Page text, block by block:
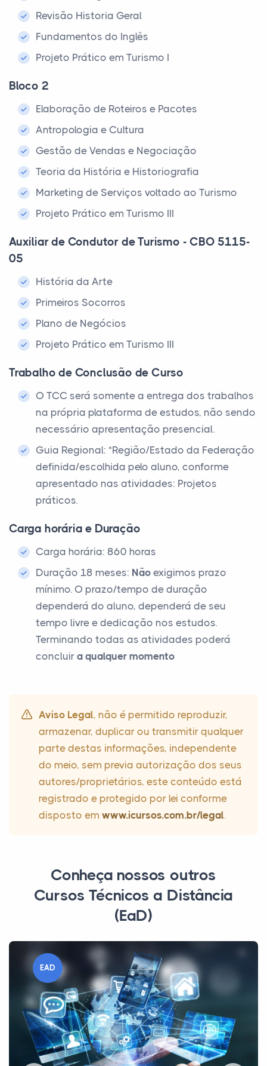
Revisão Historia Geral
Fundamentos do Inglês
Projeto Prático em Turismo I
Bloco 2
Elaboração de Roteiros e Pacotes
Antropologia e Cultura
Gestão de Vendas e Negociação
Teoria da História e Historiografia
Marketing de Serviços voltado ao Turismo
Projeto Prático em Turismo III
Auxiliar de Condutor de Turismo - CBO 5115-
05
História da Arte
Primeiros Socorros
Plano de Negócios
Projeto Prático em Turismo III
Trabalho de Conclusão de Curso
O TCC será somente a entrega dos trabalhos
na própria plataforma de estudos, não sendo
necessário apresentação presencial.
Guia Regional: *Região/Estado da Federação
definida/escolhida pelo aluno, conforme
apresentado nas atividades: Projetos
práticos.
Carga horária e Duração
Carga horária: 860 horas
Duração 18 meses: Não exigimos prazo
mínimo. O prazo/tempo de duração
dependerá do aluno, dependerá de seu
tempo livre e dedicação nos estudos.
Terminando todas as atividades poderá
concluir a qualquer momento
Aviso Legal, não é permitido reproduzir,
armazenar, duplicar ou transmitir qualquer
parte destas informações, independente
do meio, sem previa autorização dos seus
autores/proprietários, este conteúdo está
registrado e protegido por lei conforme
disposto em www.icursos.com.br/legal.
Conheça nossos outros
Cursos Técnicos a Distância
(EaD)
EAD